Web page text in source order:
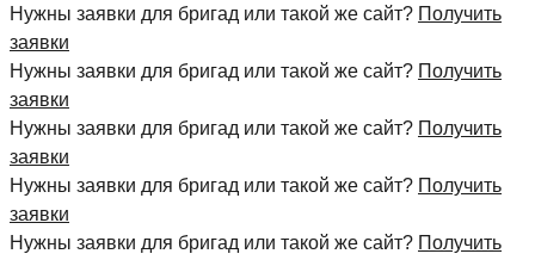
Нужны заявки для бригад или такой же сайт? Получить
заявки
Нужны заявки для бригад или такой же сайт? Получить
заявки
Нужны заявки для бригад или такой же сайт? Получить
заявки
Нужны заявки для бригад или такой же сайт? Получить
заявки
Нужны заявки для бригад или такой же сайт? Получить